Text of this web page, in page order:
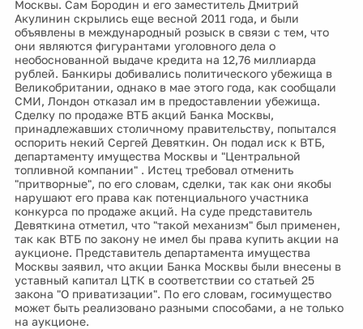
Москвы. Сам Бородин и его заместитель Дмитрий
Акулинин скрылись еще весной 2011 года, и были
объявлены в международный розыск в связи с тем, что
они являются фигурантами уголовного дела о
необоснованной выдаче кредита на 12,76 миллиарда
рублей. Банкиры добивались политического убежища в
Великобритании, однако в мае этого года, как сообщали
СМИ, Лондон отказал им в предоставлении убежища.
Сделку по продаже ВТБ акций Банка Москвы,
принадлежавших столичному правительству, попытался
оспорить некий Сергей Девяткин. Он подал иск к ВТБ,
департаменту имущества Москвы и "Центральной
топливной компании" . Истец требовал отменить
"притворные", по его словам, сделки, так как они якобы
нарушают его права как потенциального участника
конкурса по продаже акций. На суде представитель
Девяткина отметил, что "такой механизм" был применен,
так как ВТБ по закону не имел бы права купить акции на
аукционе. Представитель департамента имущества
Москвы заявил, что акции Банка Москвы были внесены в
уставный капитал ЦТК в соответствии со статьей 25
закона "О приватизации". По его словам, госимущество
может быть реализовано разными способами, а не только
на аукционе.